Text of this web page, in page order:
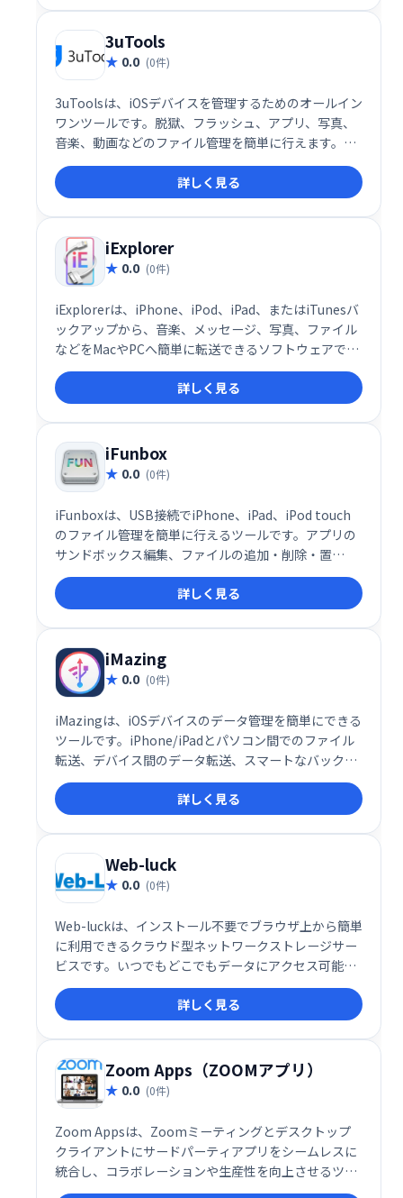
3uTools
0.0 (0件)
3uToolsは、iOSデバイスを管理するためのオールイン
ワンツールです。脱獄、フラッシュ、アプリ、写真、
音楽、動画などのファイル管理を簡単に行えます。
iPhoneユーザーの様々なニーズに対応し、デバイスの
操作性を向上させる便利な機能が満載です。
詳しく見る
iExplorer
0.0 (0件)
iExplorerは、iPhone、iPod、iPad、またはiTunesバ
ックアップから、音楽、メッセージ、写真、ファイル
などをMacやPCへ簡単に転送できるソフトウェアで
す。大切なデータの管理やバックアップに最適です。
詳しく見る
iFunbox
0.0 (0件)
iFunboxは、USB接続でiPhone、iPad、iPod touch
のファイル管理を簡単に行えるツールです。アプリの
サンドボックス編集、ファイルの追加・削除・置
換、.plistファイルのテキスト変換など、高度な機能も
備えています。デバイス内のファイルの閲覧、探索も
スムーズに行えます。iOSデバイスのファイル管理を
効率化したい方におすすめです。
詳しく見る
iMazing
0.0 (0件)
iMazingは、iOSデバイスのデータ管理を簡単にできる
ツールです。iPhone/iPadとパソコン間でのファイル
転送、デバイス間のデータ転送、スマートなバックア
ップ作成・復元、iTunesバックアップファイルからの
データ抽出などが可能です。必要なデータだけを選択
的に操作でき、iOSデバイスのデータを効率的に管理
できます。
詳しく見る
Web-luck
0.0 (0件)
Web-luckは、インストール不要でブラウザ上から簡単
に利用できるクラウド型ネットワークストレージサー
ビスです。いつでもどこでもデータにアクセス可能
で、場所を問わず効率的なデータ管理を実現します。
詳しく見る
Zoom Apps（ZOOMアプリ）
0.0 (0件)
Zoom Appsは、Zoomミーティングとデスクトップ
クライアントにサードパーティアプリをシームレスに
統合し、コラボレーションや生産性を向上させるツー
ルです。現在約50種類のアプリが利用可能で、エンタ